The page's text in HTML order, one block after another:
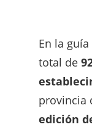
En la
total de
provincia
edición